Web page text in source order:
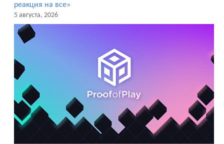
реакция на все»
5 августа, 2026